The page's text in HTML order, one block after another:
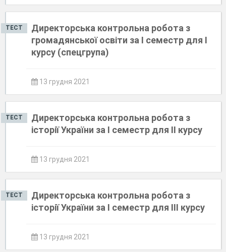
ТЕСТ
Директорська контрольна робота з
громадянської освіти за І семестр для І
курсу (спецгрупа)
13 грудня 2021
ТЕСТ
Директорська контрольна робота з
історії України за І семестр для ІІ курсу
13 грудня 2021
ТЕСТ
Директорська контрольна робота з
історії України за І семестр для ІІІ курсу
13 грудня 2021